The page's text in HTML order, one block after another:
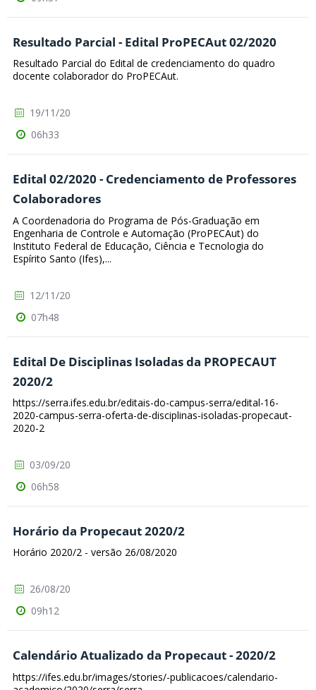
Resultado Parcial - Edital ProPECAut 02/2020
Resultado Parcial do Edital de credenciamento do quadro
docente colaborador do ProPECAut.
19/11/20
06h33
Edital 02/2020 - Credenciamento de Professores
Colaboradores
A Coordenadoria do Programa de Pós-Graduação em
Engenharia de Controle e Automação (ProPECAut) do
Instituto Federal de Educação, Ciência e Tecnologia do
Espírito Santo (Ifes),...
12/11/20
07h48
Edital De Disciplinas Isoladas da PROPECAUT
2020/2
https://serra.ifes.edu.br/editais-do-campus-serra/edital-16-
2020-campus-serra-oferta-de-disciplinas-isoladas-propecaut-
2020-2
03/09/20
06h58
Horário da Propecaut 2020/2
Horário 2020/2 - versão 26/08/2020
26/08/20
09h12
Calendário Atualizado da Propecaut - 2020/2
https://ifes.edu.br/images/stories/-publicacoes/calendario-